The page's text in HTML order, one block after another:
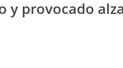
y provocado